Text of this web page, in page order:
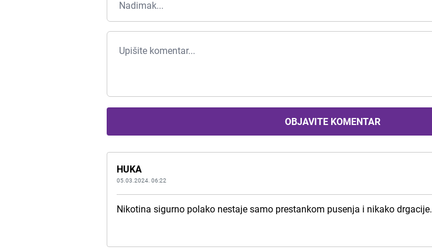
OBJAVITE KOMENTAR
HUKA
05.03.2024. 06:22
Nikotina sigurno polako nestaje samo prestankom pusenja i nikako drgacije.